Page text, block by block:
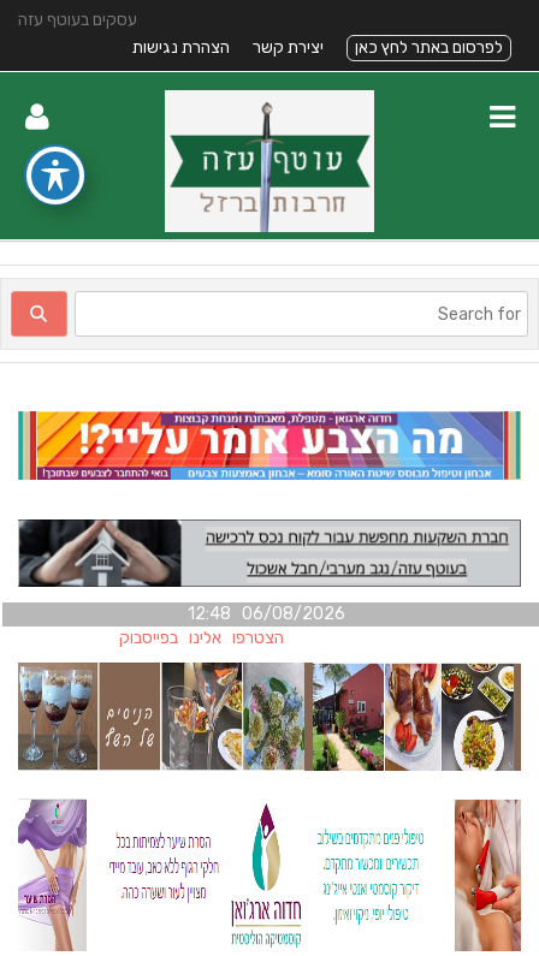
עסקים בעוטף עזה
לפרסום באתר לחץ כאן
יצירת קשר הצהרת נגישות
06/08/2026 12:48
הצטרפו אלינו בפייסבוק